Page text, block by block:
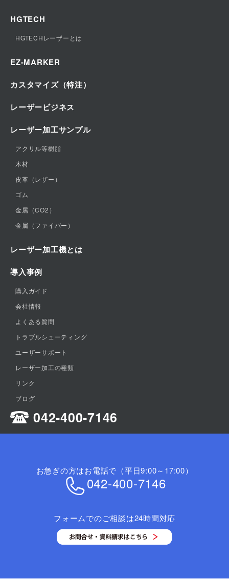
HGTECH
HGTECHレーザーとは
EZ-MARKER
カスタマイズ（特注）
レーザービジネス
レーザー加工サンプル
アクリル等樹脂
木材
皮革（レザー）
ゴム
金属（CO2）
金属（ファイバー）
レーザー加工機とは
導入事例
購入ガイド
会社情報
よくある質問
トラブルシューティング
ユーザーサポート
レーザー加工の種類
リンク
ブログ
042-400-7146
お急ぎの方はお電話で（平日9:00～17:00）
042-400-7146
フォームでのご相談は24時間対応